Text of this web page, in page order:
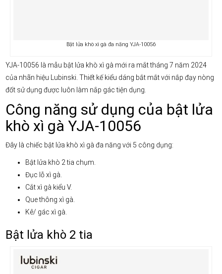
Bật lửa khò xì gà đa năng YJA-10056
YJA-10056 là mẫu bật lửa khò xì gà mới ra mắt tháng 7 năm 2024
của nhãn hiệu Lubinski. Thiết kế kiểu dáng bắt mắt với nắp đạy nòng
đốt sử dụng được luôn làm nắp gác tiện dụng.
Công năng sử dụng của bật lửa
khò xì gà YJA-10056
Đây là chiếc bật lửa khò xì gà đa năng với 5 công dụng:
Bật lửa khò 2 tia chụm.
Đục lỗ xì gà.
Cắt xì gà kiểu V.
Que thông xì gà.
Kê/ gác xì gà.
Bật lửa khò 2 tia